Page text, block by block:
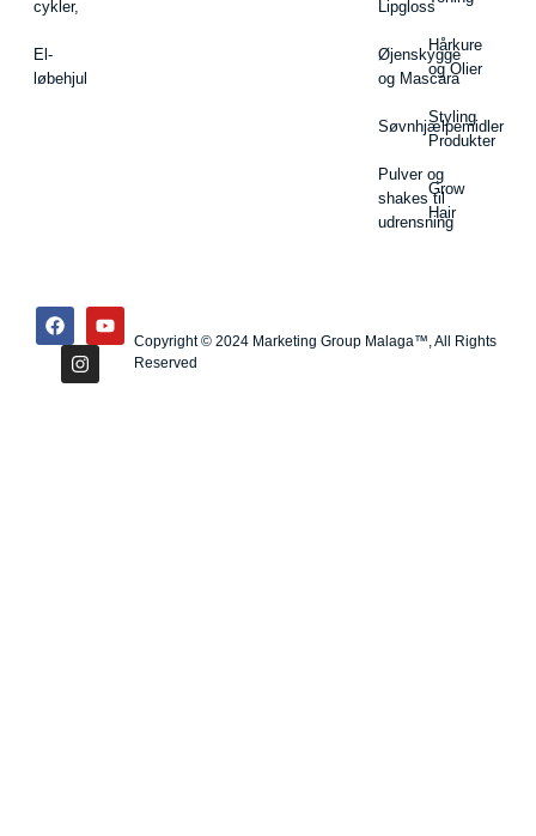
cykler,
El-
løbehjul
Lipgloss
Øjenskygge
og Mascara
Søvnhjælpemidler
Pulver og
shakes til
udrensning
Hårkure
og Olier
Styling
Produkter
Grow
Hair
Copyright © 2024 Marketing Group Malaga™, All Rights
Reserved